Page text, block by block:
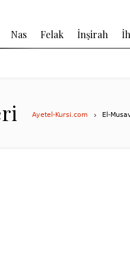
Nas Felak İnşirah
Ayetel-Kursi.com El-